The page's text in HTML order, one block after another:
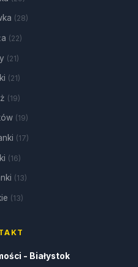
(28)
(22)
(21)
(21)
(19)
(19)
(17)
(16)
(13)
(13)
- Białystok